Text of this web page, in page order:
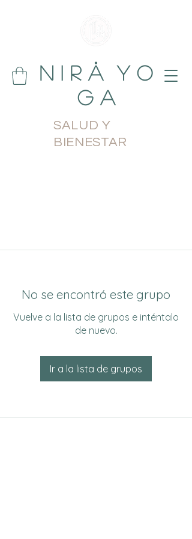
N i r å Y o
g a
SALUD Y
BIENESTAR
No se encontró este grupo
Vuelve a la lista de grupos e inténtalo
de nuevo.
Ir a la lista de grupos